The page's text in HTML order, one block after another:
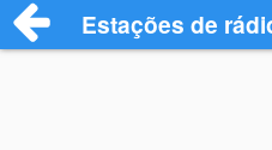
Estações de